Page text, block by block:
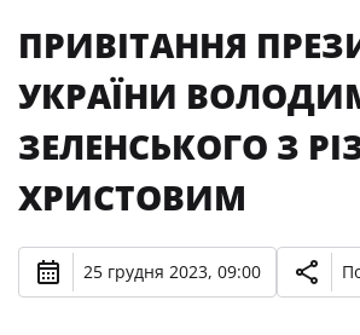
ПРИВІТАННЯ
УКРАЇНИ
ЗЕЛЕНСЬКОГО З
ХРИСТОВИМ
25 грудня 2023, 09:00